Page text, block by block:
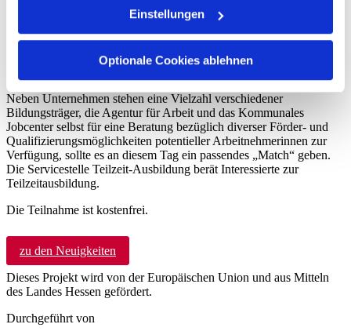
zustimmen, helfen Sie uns, Ihre Erfahrung noch besser
Informationen über Ihre genaue geografische Lage
erfassen
Ihr Gerät durch aktives Scannen nach bestimmten
Merkmalen identifizieren
Erfahren Sie mehr darüber, wie Ihre persönlichen Daten
Abschnitt Details fest.
Cookies helfen Ihnen und uns
Bei Teilzeitausbildung.de verwenden wir Cookies
und wirtschaftlich zu betreiben. Einige Cookies sind
Einstellungen
Optionale Cookies ablehnen
Das kommunale Jobcenter Idstein bringt auf dieser Messe
Unternehmen und Frauen, die auf der Suche nach einer
Beschäftigung, einem Praktikum, einer Ausbildung oder beruflichen
Neuorientierung sind, erfolgreich zusammen.
Neben Unternehmen stehen eine Vielzahl verschiedener
Bildungsträger, die Agentur für Arbeit und das Kommunales
Jobcenter selbst für eine Beratung bezüglich diverser Förder- und
Qualifizierungsmöglichkeiten potentieller Arbeitnehmerinnen zur
Verfügung, sollte es an diesem Tag ein passendes „Match“ geben.
Die Servicestelle Teilzeit-Ausbildung berät Interessierte zur
Teilzeitausbildung.
Die Teilnahme ist kostenfrei.
zu den Neuigkeiten
Dieses Projekt wird von der Europäischen Union und aus Mitteln
des Landes Hessen gefördert.
Durchgeführt von